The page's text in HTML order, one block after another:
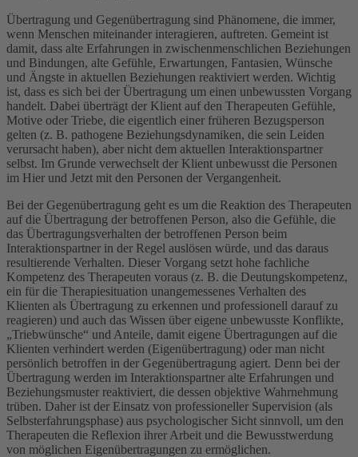
Übertragung und Gegenübertragung sind Phänomene, die immer,
wenn Menschen miteinander interagieren, auftreten. Gemeint ist
damit, dass alte Erfahrungen in zwischenmenschlichen Beziehungen
und Bindungen, alte Gefühle, Erwartungen, Fantasien, Wünsche
und Ängste in aktuellen Beziehungen reaktiviert werden. Wichtig
ist, dass es sich bei der Übertragung um einen unbewussten Vorgang
handelt. Dabei überträgt der Klient auf den Therapeuten Gefühle,
Motive oder Triebe, die eigentlich einer früheren Bezugsperson
gelten (z. B. pathogene Beziehungsdynamiken, die sein Leiden
verursacht haben), aber nicht dem aktuellen Interaktionspartner
selbst. Im Grunde verwechselt der Klient unbewusst die Personen
im Hier und Jetzt mit den Personen der Vergangenheit.
Bei der Gegenübertragung geht es um die Reaktion des Therapeuten
auf die Übertragung der betroffenen Person, also die Gefühle, die
das Übertragungsverhalten der betroffenen Person beim
Interaktionspartner in der Regel auslösen würde, und das daraus
resultierende Verhalten. Dieser Vorgang setzt hohe fachliche
Kompetenz des Therapeuten voraus (z. B. die Deutungskompetenz,
ein für die Therapiesituation unangemessenes Verhalten des
Klienten als Übertragung zu erkennen und professionell darauf zu
reagieren) und auch das Wissen über eigene unbewusste Konflikte,
„Triebwünsche“ und Anteile, damit eigene Übertragungen auf die
Klienten verhindert werden (Eigenübertragung) oder man nicht
persönlich betroffen in der Gegenübertragung agiert. Denn bei der
Übertragung werden im Interaktionspartner alte Erfahrungen und
Beziehungsmuster reaktiviert, die dessen objektive Wahrnehmung
trüben. Daher ist der Einsatz von professioneller Supervision (als
Selbsterfahrungsphase) aus psychologischer Sicht sinnvoll, um den
Therapeuten die Reflexion ihrer Arbeit und die Bewusstwerdung
von möglichen Eigenübertragungen zu ermöglichen.